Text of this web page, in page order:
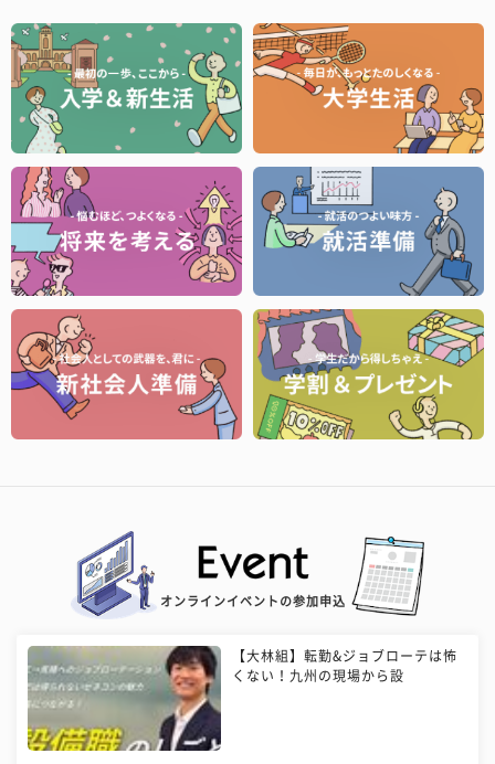
オンラインイベントの参加申込
【大林組】転勤&ジョブローテは怖
くない！九州の現場から設